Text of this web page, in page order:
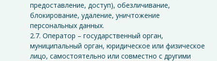
предоставление, доступ), обезличивание,
блокирование, удаление, уничтожение
персональных данных.
2.7. Оператор – государственный орган,
муниципальный орган, юридическое или физическое
лицо, самостоятельно или совместно с другими